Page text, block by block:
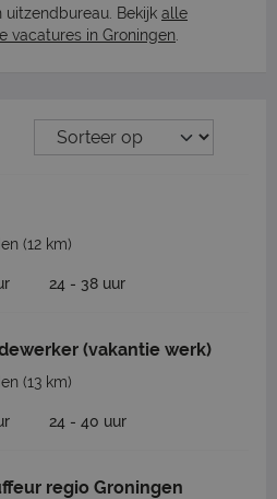
uitzendbureau. Bekijk alle
vacatures in Groningen
(12 km)
24 - 38 uur
(vakantie werk)
(13 km)
24 - 40 uur
regio Groningen